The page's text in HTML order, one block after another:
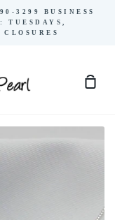
3299 BUSINESS
TUESDAYS,